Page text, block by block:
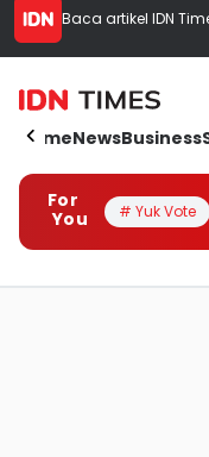
Baca artikel IDN
HomeNewsBusiness
For
You
# Yuk Vote